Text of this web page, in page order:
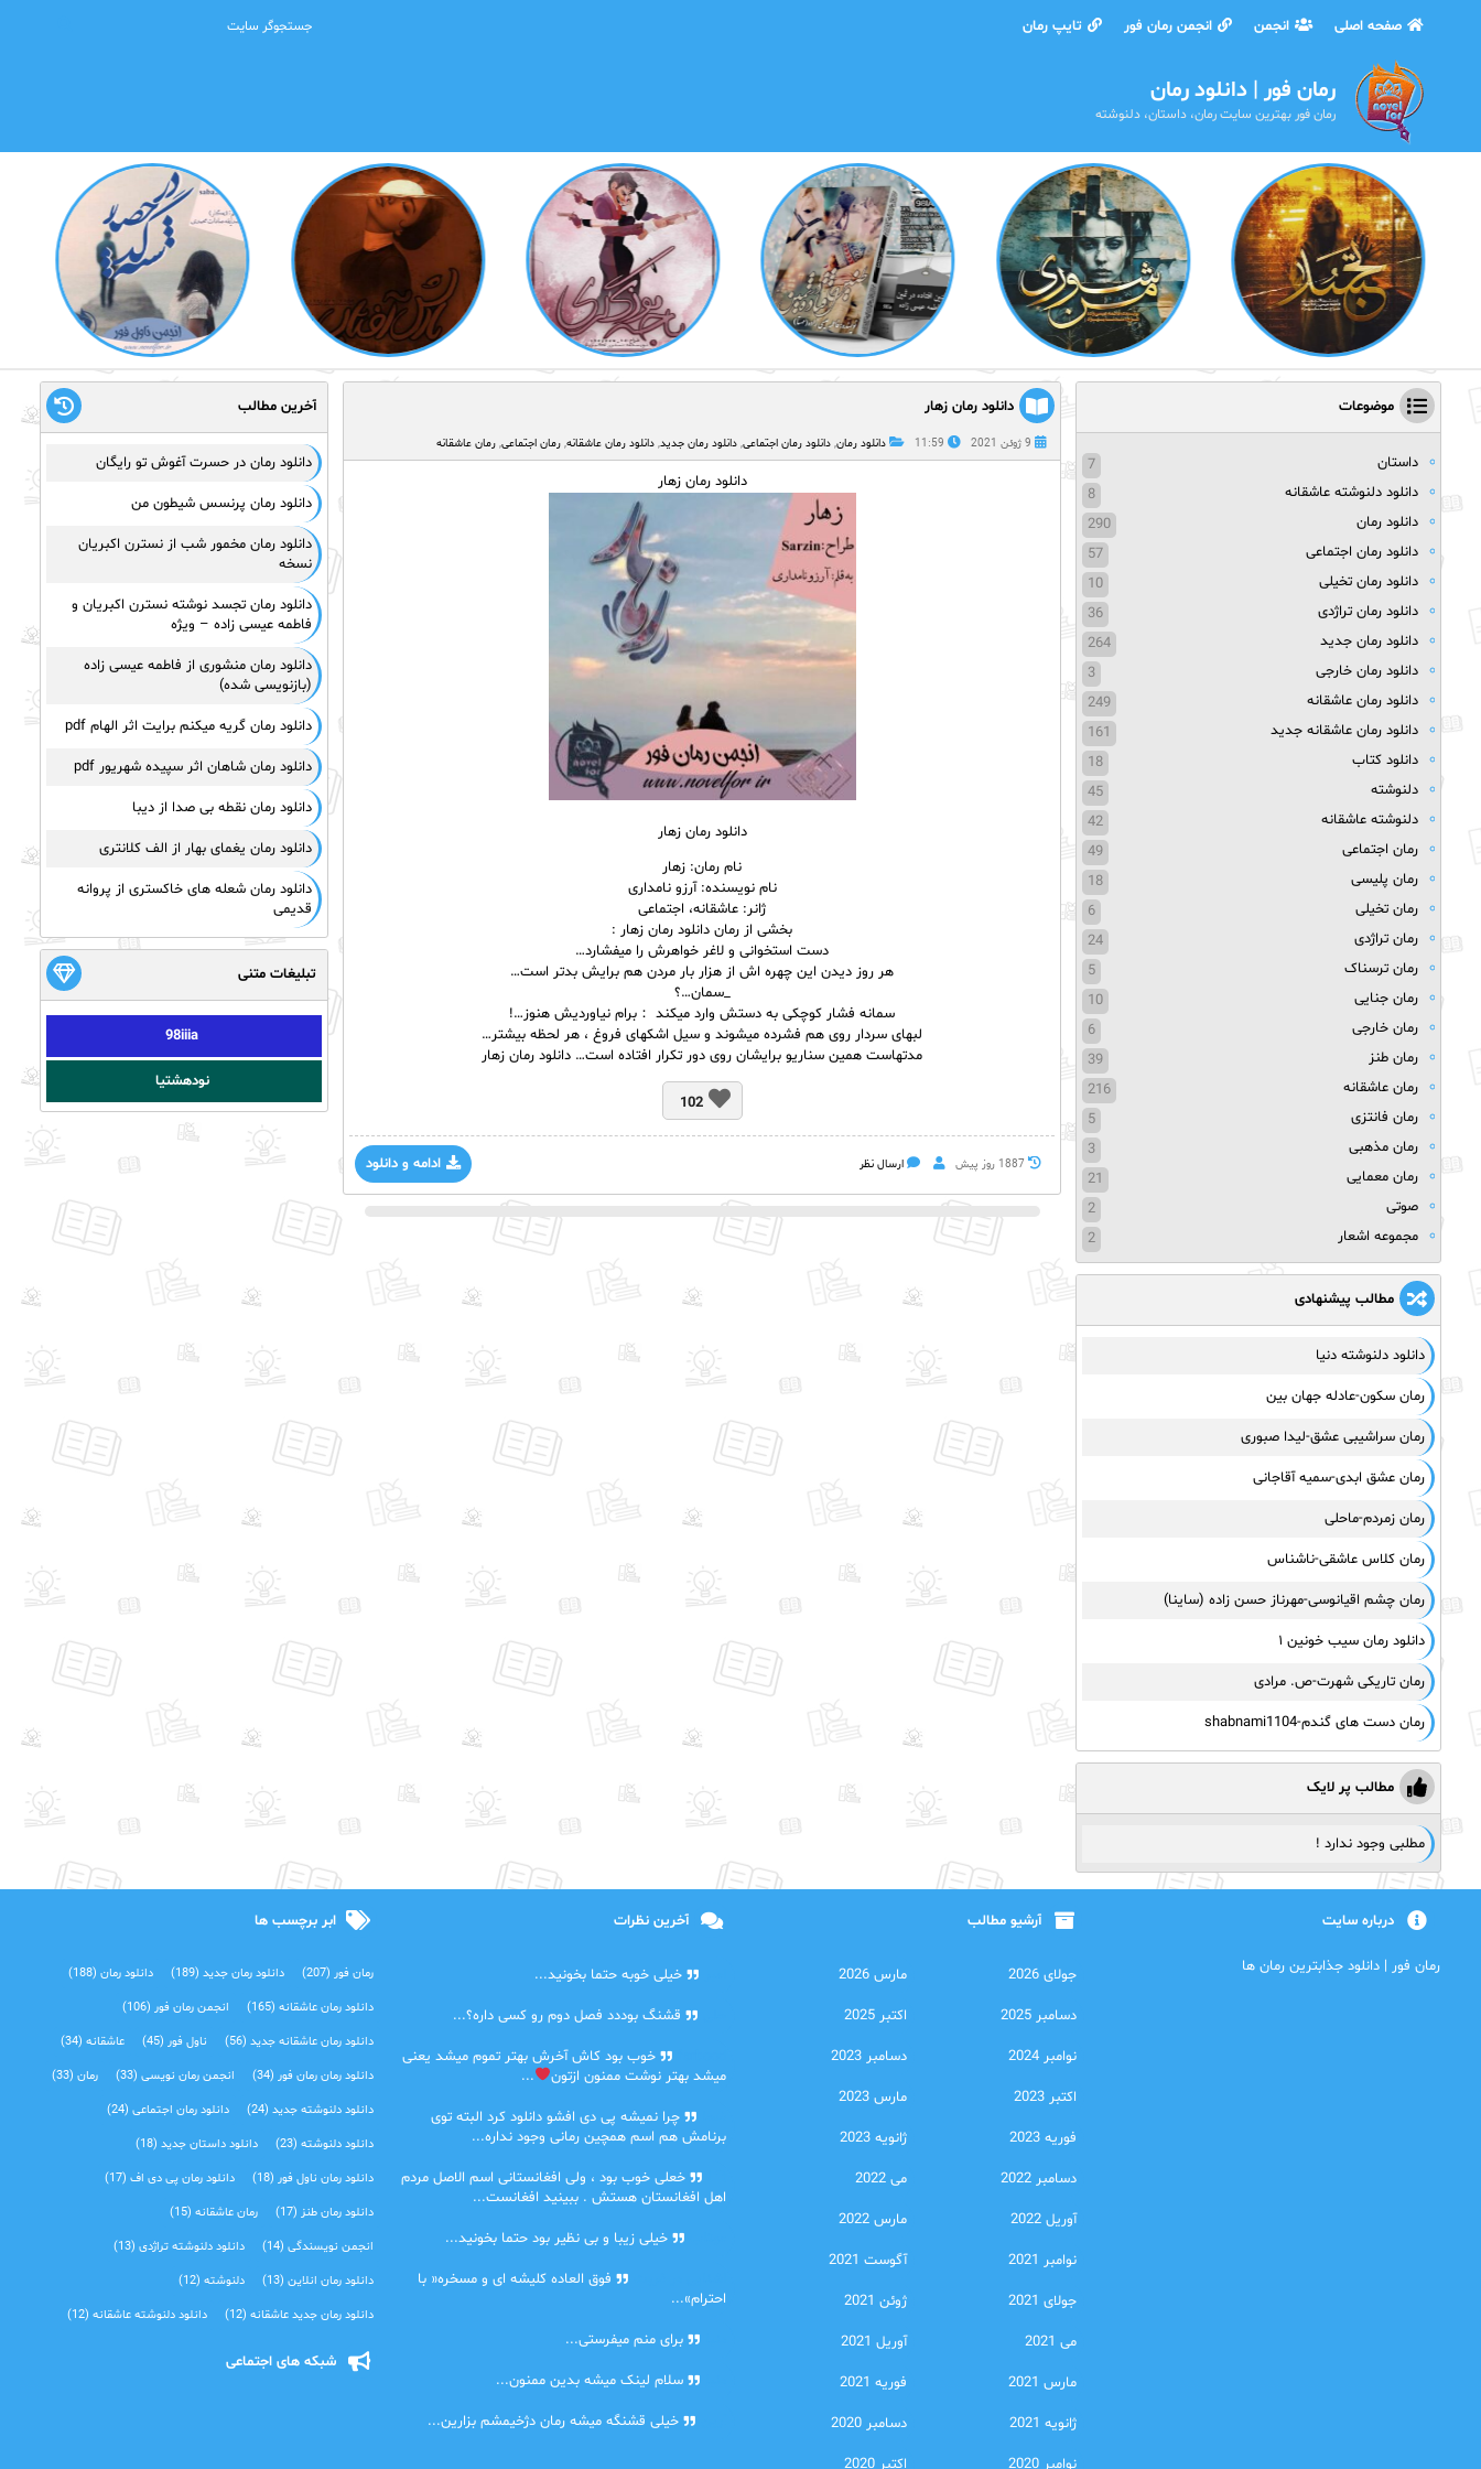
صفحه اصلی انجمن انجمن رمان فور تایپ رمان
رمان فور | دانلود رمان
رمان فور بهترین سایت رمان، داستان، دلنوشته
دانلود رمان زهار
9 ژوئن 2021 11:59 دانلود رمان, دانلود رمان اجتماعی, دانلود رمان جدید, دانلود رمان عاشقانه, رمان اجتماعی, رمان عاشقانه
دانلود رمان زهار
دانلود رمان زهار
نام رمان: زهار
نام نویسنده: آرزو نامداری
ژانر: عاشقانه، اجتماعی
بخشی از رمان دانلود رمان زهار :
دست استخوانی و لاغر خواهرش را میفشارد…
هر روز دیدن این چهره اش از هزار بار مردن هم برایش بدتر است…
_سمان…؟
سمانه فشار کوچکی به دستش وارد میکند ：برام نیاوردیش هنوز…!
لبهای سردار روی هم فشرده میشوند و سیل اشکهای فروغ ، هر لحظه بیشتر…
مدتهاست همین سناریو برایشان روی دور تکرار افتاده است… دانلود رمان زهار
102
ادامه و دانلود 1887 روز پيش ارسال نظر
موضوعات
داستان
7
دانلود دلنوشته عاشقانه
8
دانلود رمان
290
دانلود رمان اجتماعی
57
دانلود رمان تخیلی
10
دانلود رمان تراژدی
36
دانلود رمان جدید
264
دانلود رمان خارجی
3
دانلود رمان عاشقانه
249
دانلود رمان عاشقانه جدید
161
دانلود کتاب
18
دلنوشته
45
دلنوشته عاشقانه
42
رمان اجتماعی
49
رمان پلیسی
18
رمان تخیلی
6
رمان تراژدی
24
رمان ترسناک
5
رمان جنایی
10
رمان خارجی
6
رمان طنز
39
رمان عاشقانه
216
رمان فانتزی
5
رمان مذهبی
3
رمان معمایی
21
صوتی
2
مجموعه اشعار
2
مطالب پیشنهادی
دانلود دلنوشته دنیا
رمان سکون-عادله جهان بین
رمان سراشیبی عشق-لیدا صبوری
رمان عشق ابدی-سمیه آقاجانی
رمان زمردم-ماحلی
رمان کلاس عاشقی-ناشناس
رمان چشم اقیانوسی-مهرناز حسن زاده (ساینا)
دانلود رمان سیب خونین ۱
رمان تاریکی شهرت-ص. مرادی
رمان دست های گندم-shabnami1104
مطالب پر لایک
مطلبی وجود ندارد !
آخرین مطالب
دانلود رمان در حسرت آغوش تو رایگان
دانلود رمان پرنسس شیطون من
دانلود رمان مخمور شب از نسترن اکبریان
نسخه
دانلود رمان تجسد نوشته نسترن اکبریان و
فاطمه عیسی زاده – ویژه
دانلود رمان منشوری از فاطمه عیسی زاده
(بازنویسی شده)
دانلود رمان گریه میکنم برایت اثر الهام pdf
دانلود رمان شاهان اثر سپیده شهریور pdf
دانلود رمان نقطه بی صدا از دیبا
دانلود رمان یغمای بهار از الف کلانتری
دانلود رمان شعله های خاکستری از پروانه
قدیمی
تبلیغات متنی
98iiia
نودهشتیا
درباره سایت
رمان فور | دانلود جذابترین رمان ها
آرشیو مطالب
جولای 2026 مارس 2026
دسامبر 2025 اکتبر 2025
نوامبر 2024 دسامبر 2023
اکتبر 2023 مارس 2023
فوریه 2023 ژانویه 2023
دسامبر 2022 می 2022
آوریل 2022 مارس 2022
نوامبر 2021 آگوست 2021
جولای 2021 ژوئن 2021
می 2021 آوریل 2021
مارس 2021 فوریه 2021
ژانویه 2021 دسامبر 2020
نوامبر 2020 اکتبر 2020
آخرین نظرات
خیلی خوبه حتما بخونید...
قشنگ بوددد فصل دوم رو کسی داره؟...
خوب بود کاش آخرش بهتر تموم میشد یعنی
میشد بهتر نوشت ممنون ازتون
...
چرا نمیشه پی دی افشو دانلود کرد البته توی
برنامش هم اسم همچین رمانی وجود نداره...
خعلی خوب بود ، ولی افغانستانی اسم الاصل مردم
اهل افغانستان هستش . ببینید افغانست...
خیلی زیبا و بی نظیر بود حتما بخونید...
فوق العاده کلیشه ای و مسخره« با
احترام»...
برای منم میفرستی...
سلام لینک میشه بدین ممنون...
خیلی قشنگه میشه رمان دژخیمشم بزارین...
ابر برچسب ها
رمان فور (207) دانلود رمان جدید (189) دانلود رمان (188)
دانلود رمان عاشقانه (165) انجمن رمان فور (106)
دانلود رمان عاشقانه جدید (56) ناول فور (45) عاشقانه (34)
دانلود رمان رمان فور (34) انجمن رمان نویسی (33) رمان (33)
دانلود دلنوشته جدید (24) دانلود رمان اجتماعی‌ (24)
دانلود دلنوشته (23) دانلود داستان جدید (18)
دانلود رمان ناول فور (18) دانلود رمان پی دی اف (17)
دانلود رمان طنز (17) رمان عاشقانه (15)
انجمن نویسندگی (14) دانلود دلنوشته تراژدی‌ (13)
دانلود رمان انلاین (13) دلنوشته (12)
دانلود رمان جدید عاشقانه (12) دانلود دلنوشته عاشقانه (12)
شبکه های اجتماعی